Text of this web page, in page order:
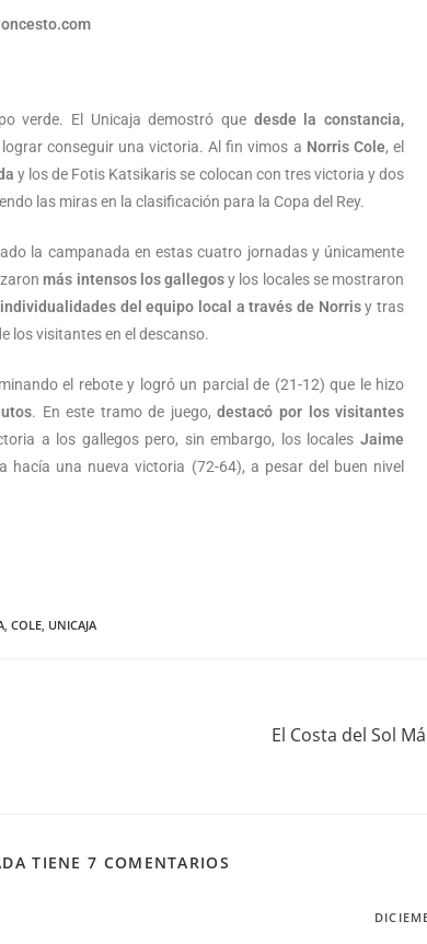
verde. El Unicaja demostró que desde la constancia,
conseguir una victoria. Al fin vimos a Norris Cole, el
y los de Fotis Katsikaris se colocan con tres victoria y dos
las miras en la clasificación para la Copa del Rey.
la campanada en estas cuatro jornadas y únicamente
más intensos los gallegosy los locales se mostraron
del equipo local a través de Norrisy tras
los visitantes en el descanso.
el rebote y logró un parcial de (21-12) que le hizo
. En este tramo de juego,destacó por los visitantes
a los gallegos pero, sin embargo, los locales Jaime
hacía una nueva victoria (72-64), a pesar del buen nivel
, COLE, UNICAJA
El Costa del Sol
TIENE 7 COMENTARIOS